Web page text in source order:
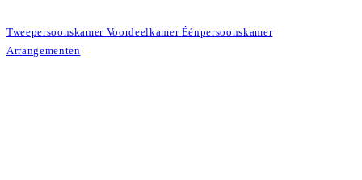
Tweepersoonskamer Voordeelkamer Éénpersoonskamer
Arrangementen